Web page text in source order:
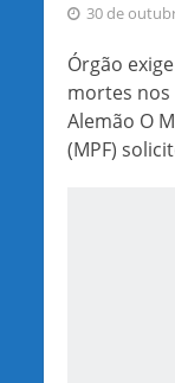
30 de
Órgão
mortes nos
Alemão O
(MPF)